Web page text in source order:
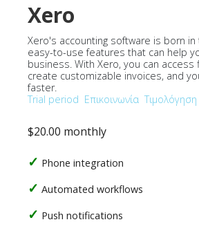
Xero
Xero's accounting software is born in
easy-to-use features that can help
business. With Xero, you can
create customizable invoices, and
faster.
Trial period Επικοινωνία Τιμολόγηση
$20.00 monthly
Phone integration
Automated workflows
Push notifications